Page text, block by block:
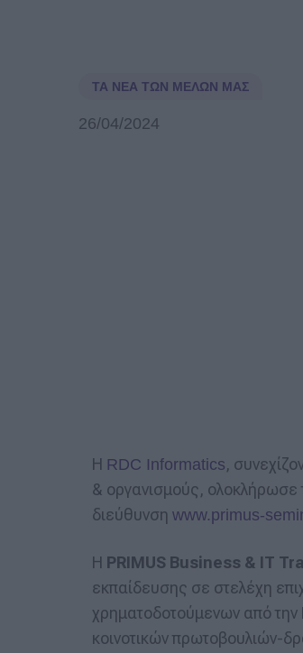
ΤΑ ΝΈΑ ΤΩΝ ΜΕΛΏΝ ΜΑΣ
26/04/2024
Η RDC Informatics,
& οργανισμούς, ολοκλήρωσε
διεύθυνση www.primus-
Η PRIMUS Business & IT
εκπαίδευσης σε στελέχη
χρηματοδοτούμενων από
κοινοτικών πρωτοβουλιών-